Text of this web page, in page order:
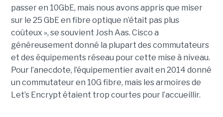
passer en 10GbE, mais nous avons appris que miser
sur le 25 GbE en fibre optique n’était pas plus
coûteux », se souvient Josh Aas. Cisco a
généreusement donné la plupart des commutateurs
et des équipements réseau pour cette mise à niveau.
Pour l’anecdote, l’équipementier avait en 2014 donné
un commutateur en 10G fibre, mais les armoires de
Let’s Encrypt étaient trop courtes pour l’accueillir.